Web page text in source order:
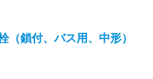
（鎖付、バス用、中形）